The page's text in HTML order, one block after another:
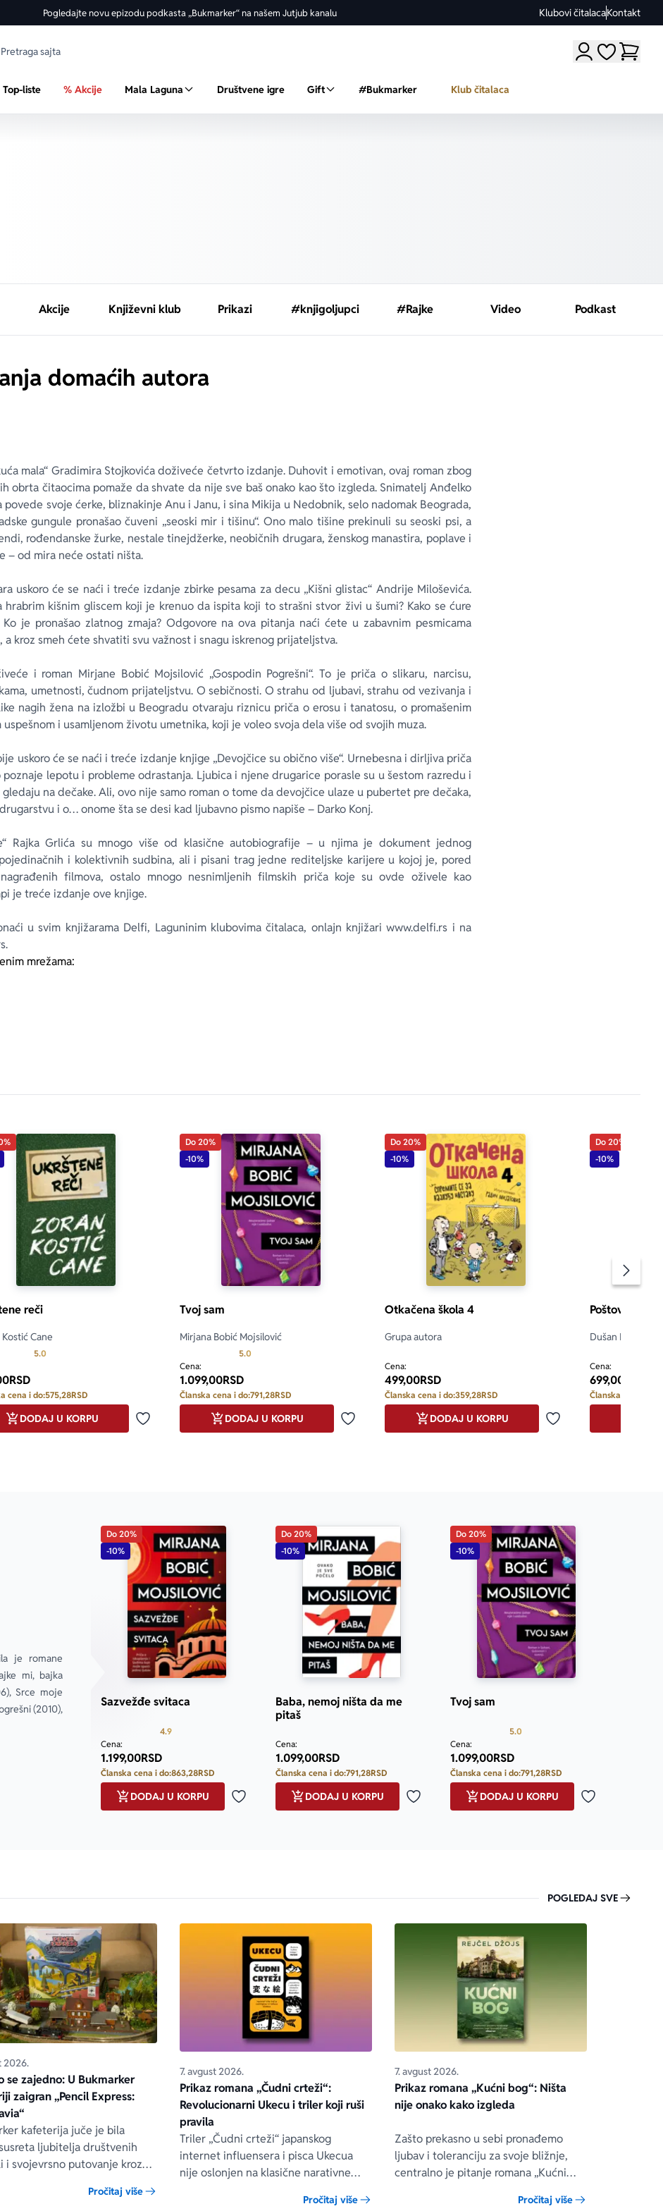
Pogledajte novu epizodu podkasta „Bukmarker“ na našem Jutjub kanalu Klubovi čitalacaKontakt
Moji omiljeni
Top-liste % Akcije Mala Laguna Društvene igre Gift #Bukmarker Klub čitalaca
Akcije Književni klub Prikazi #knjigoljupci #Rajke Video Podkast
domaćih autora
mala“ Gradimira Stojkovića doživeće četvrto izdanje. Duhovit i emotivan, ovaj roman zbog
obrta čitaocima pomaže da shvate da nije sve baš onako kao što izgleda. Snimatelj Anđelko
povede svoje ćerke, bliznakinje Anu i Janu, i sina Mikija u Nedobnik, selo nadomak Beograda,
gungule pronašao čuveni „seoski mir i tišinu“. Ono malo tišine prekinuli su seoski psi, a
rođendanske žurke, nestale tinejdžerke, neobičnih drugara, ženskog manastira, poplave i
– od mira neće ostati ništa.
uskoro će se naći i treće izdanje zbirke pesama za decu „Kišni glistac“ Andrije Miloševića.
hrabrim kišnim gliscem koji je krenuo da ispita koji to strašni stvor živi u šumi? Kako se ćure
Ko je pronašao zlatnog zmaja? Odgovore na ova pitanja naći ćete u zabavnim pesmicama
kroz smeh ćete shvatiti svu važnost i snagu iskrenog prijateljstva.
i roman Mirjane Bobić Mojsilović „Gospodin Pogrešni“. To je priča o slikaru, narcisu,
umetnosti, čudnom prijateljstvu. O sebičnosti. O strahu od ljubavi, strahu od vezivanja i
nagih žena na izložbi u Beogradu otvaraju riznicu priča o erosu i tanatosu, o promašenim
i usamljenom životu umetnika, koji je voleo svoja dela više od svojih muza.
uskoro će se naći i treće izdanje knjige „Devojčice su obično više“. Urnebesna i dirljiva priča
lepotu i probleme odrastanja. Ljubica i njene drugarice porasle su u šestom razredu i
na dečake. Ali, ovo nije samo roman o tome da devojčice ulaze u pubertet pre dečaka,
i o… onome šta se desi kad ljubavno pismo napiše – Darko Konj.
Rajka Grlića su mnogo više od klasične autobiografije – u njima je dokument jednog
i kolektivnih sudbina, ali i pisani trag jedne rediteljske karijere u kojoj je, pored
filmova, ostalo mnogo nesnimljenih filmskih priča koje su ovde oživele kao
je treće izdanje ove knjige.
u svim knjižarama Delfi, Laguninim klubovima čitalaca, onlajn knjižari www.delfi.rs i na
mrežama:
reči
Cane
5.0
RSD
cena i do:575,28RSD
Dodaj u omiljene
DODAJ U KORPU
Do 20%
-10%
Tvoj sam
Mirjana Bobić Mojsilović
5.0
Cena:
1.099,00RSD
Članska cena i do:791,28RSD
Dodaj u omiljene
DODAJ U KORPU
Do 20%
-10%
Otkačena škola 4
Grupa autora
Cena:
499,00RSD
Članska cena i do:359,28RSD
Dodaj u omiljene
DODAJ U KORPU
Do 20%
-10%
Poštovana
Dušan Radović
Cena:
699,00
Članska cena i do:
je romane
mi, bajka
Srce moje
(2010),
Do 20%
-10%
Sazvežđe svitaca
4.9Prosecna ocena je 4.9 od 5
Cena:
1.199,00RSD
Članska cena i do:863,28RSD
Dodaj u omiljene
DODAJ U KORPU
Do 20%
-10%
Baba, nemoj ništa da me
pitaš
Cena:
1.099,00RSD
Članska cena i do:791,28RSD
Dodaj u omiljene
DODAJ U KORPU
Do 20%
-10%
Tvoj sam
5.0
Cena:
1.099,00RSD
Članska cena i do:791,28RSD
Dodaj u
DODAJ U KORPU
POGLEDAJ SVE
2026.
se zajedno: U Bukmarker
zaigran „Pencil Express:
kafeterija juče je bila
ljubitelja društvenih
i svojevrsno putovanje kroz
Pročitaj više
7. avgust 2026.
Prikaz romana „Čudni crteži“:
Revolucionarni Ukecu i triler koji ruši
pravila
Triler „Čudni crteži“ japanskog
internet influensera i pisca Ukecua
nije oslonjen na klasične narativne
građenja napetosti. Umesto toga, on
Pročitaj više
7. avgust 2026.
Prikaz romana „Kućni bog“: Ništa
nije onako kako izgleda
Zašto prekasno u sebi pronađemo
ljubav i toleranciju za svoje bližnje,
centralno je pitanje romana „Kućni
kojem se prepliću teme porodice,
Pročitaj više